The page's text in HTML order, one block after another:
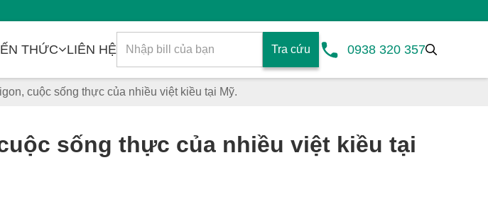
THỨC LIÊN HỆ Tra cứu 0938 320 357
cuộc sống thực của nhiều việt kiều tại Mỹ.
sống thực của nhiều việt kiều tại